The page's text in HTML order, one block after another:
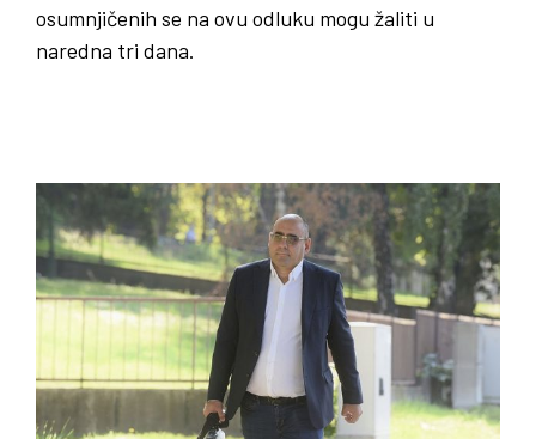
osumnjičenih se na ovu odluku mogu žaliti u
naredna tri dana.